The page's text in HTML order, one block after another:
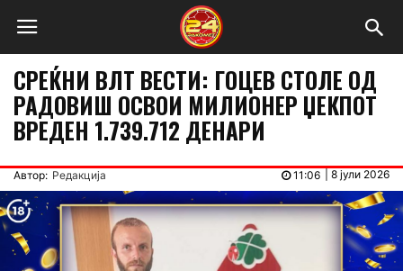
СРЕЌНИ ВЛТ ВЕСТИ: ГОЦЕВ СТОЛЕ ОД
РАДОВИШ ОСВОИ МИЛИОНЕР ЏЕКПОТ
ВРЕДЕН 1.739.712 ДЕНАРИ
Автор: Редакција 8 јули 2026
11:06